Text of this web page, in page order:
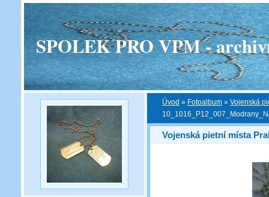
SPOLEK PRO VPM -
Úvod » Fotoalbum » Vojenská
Vojenská pietní místa